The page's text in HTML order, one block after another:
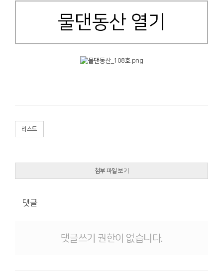
물댄동산 열기
리스트
첨부 파일 보기
댓글
댓글쓰기 권한이 없습니다.